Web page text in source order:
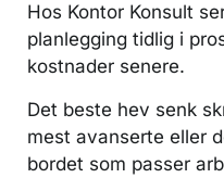
Hos Kontor Konsult
planlegging tidlig i
kostnader senere.
Det beste hev senk
mest avanserte eller
bordet som passer